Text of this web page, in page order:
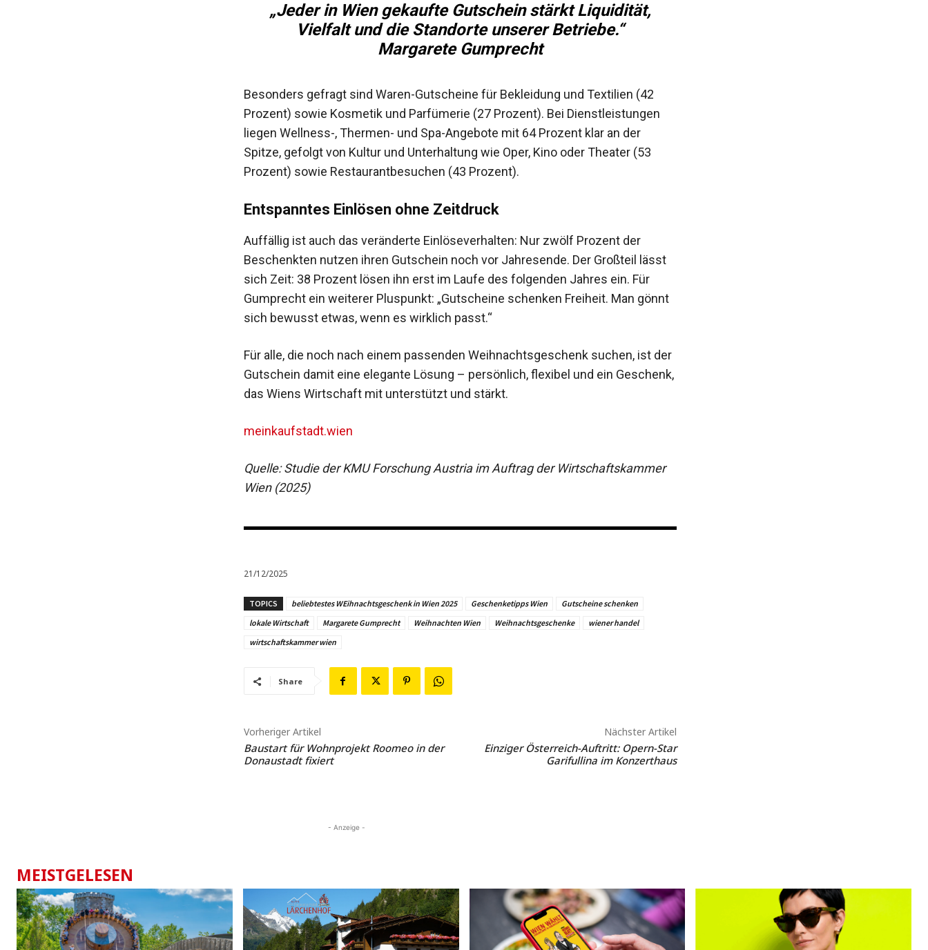
„Jeder in Wien gekaufte Gutschein stärkt Liquidität,
Vielfalt und die Standorte unserer Betriebe.“
Margarete Gumprecht
Besonders gefragt sind Waren-Gutscheine für Bekleidung und Textilien (42
Prozent) sowie Kosmetik und Parfümerie (27 Prozent). Bei Dienstleistungen
liegen Wellness-, Thermen- und Spa-Angebote mit 64 Prozent klar an der
Spitze, gefolgt von Kultur und Unterhaltung wie Oper, Kino oder Theater (53
Prozent) sowie Restaurantbesuchen (43 Prozent).
Entspanntes Einlösen ohne Zeitdruck
Auffällig ist auch das veränderte Einlöseverhalten: Nur zwölf Prozent der
Beschenkten nutzen ihren Gutschein noch vor Jahresende. Der Großteil lässt
sich Zeit: 38 Prozent lösen ihn erst im Laufe des folgenden Jahres ein. Für
Gumprecht ein weiterer Pluspunkt: „Gutscheine schenken Freiheit. Man gönnt
sich bewusst etwas, wenn es wirklich passt.“
Für alle, die noch nach einem passenden Weihnachtsgeschenk suchen, ist der
Gutschein damit eine elegante Lösung – persönlich, flexibel und ein Geschenk,
das Wiens Wirtschaft mit unterstützt und stärkt.
meinkaufstadt.wien
Quelle: Studie der KMU Forschung Austria im Auftrag der Wirtschaftskammer
Wien (2025)
21/12/2025
TOPICS beliebtestes WEihnachtsgeschenk in Wien 2025 Geschenketipps Wien
Gutscheine schenken
lokale Wirtschaft
Margarete Gumprecht Weihnachten Wien Weihnachtsgeschenke
wiener handel
wirtschaftskammer wien
Share
Vorheriger Artikel
Baustart für Wohnprojekt Roomeo in der
Donaustadt fixiert
Nächster Artikel
Einziger Österreich-Auftritt: Opern-Star
Garifullina im Konzerthaus
- Anzeige -
MEISTGELESEN